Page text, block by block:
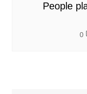
People
0